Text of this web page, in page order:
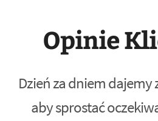
Opinie
Dzień za dniem dajemy
aby sprostać